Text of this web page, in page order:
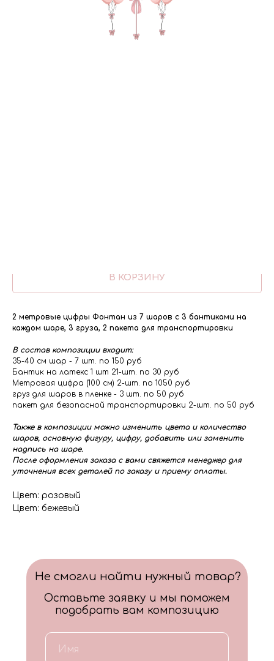
В КОРЗИНУ
2 метровые цифры Фонтан из 7 шаров с 3 бантиками на
каждом шаре, 3 груза, 2 пакета для транспортировки
В состав композиции входит:
35-40 см шар - 7 шт. по 150 руб
Бантик на латекс 1 шт 21-шт. по 30 руб
Метровая цифра (100 см) 2-шт. по 1050 руб
груз для шаров в пленке - 3 шт. по 50 руб
пакет для безопасной транспортировки 2-шт. по 50 руб
Также в композиции можно изменить цвета и количество
шаров, основную фигуру, цифру, добавить или заменить
надпись на шаре.
После оформления заказа с вами свяжется менеджер для
уточнения всех деталей по заказу и приему оплаты.
Цвет: розовый
Цвет: бежевый
Не смогли найти нужный товар?
Оставьте заявку и мы поможем
подобрать вам композицию